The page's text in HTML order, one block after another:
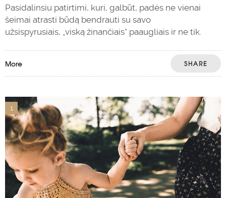
Pasidalinsiu patirtimi, kuri, galbūt, padės ne vienai
šeimai atrasti būdą bendrauti su savo
užsispyrusiais, „viską žinančiais“ paaugliais ir ne tik.
More SHARE
1